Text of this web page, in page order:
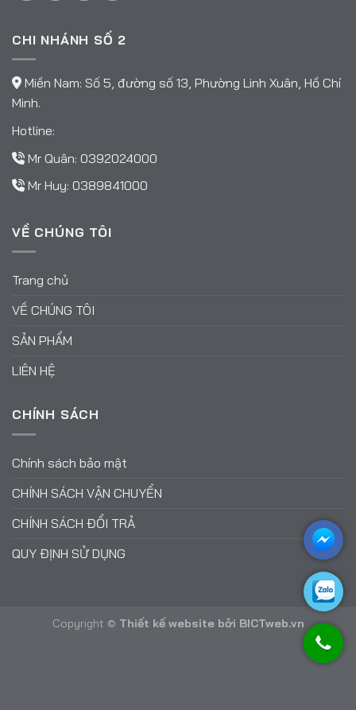
CHI NHÁNH SỐ 2
Miền Nam: Số 5, đường số 13, Phường Linh Xuân, Hồ Chí
Minh.
Hotline:
Mr Quân: 0392024000
Mr Huy: 0389841000
VỀ CHÚNG TÔI
Trang chủ
VỀ CHÚNG TÔI
SẢN PHẨM
LIÊN HỆ
CHÍNH SÁCH
Chính sách bảo mật
CHÍNH SÁCH VẬN CHUYỂN
CHÍNH SÁCH ĐỔI TRẢ
QUY ĐỊNH SỬ DỤNG
Copyright © Thiết kế websitebởi BICTweb.vn